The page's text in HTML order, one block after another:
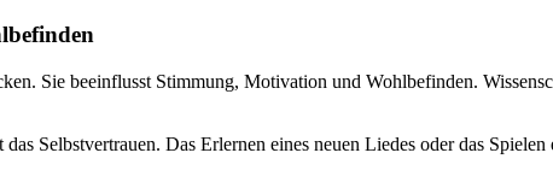
Sie beeinflusst Stimmung, Motivation und Wohlbefinden.
Selbstvertrauen. Das Erlernen eines neuen Liedes oder das